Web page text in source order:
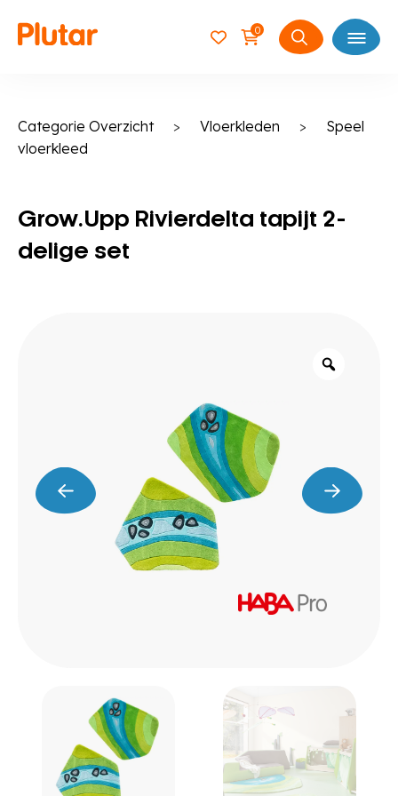
0
Zoeken
Open
Categorie Overzicht > Vloerkleden > Speel
vloerkleed
Grow.Upp Rivierdelta tapijt 2-
delige set